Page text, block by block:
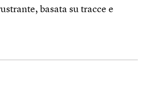
basata su tracce e